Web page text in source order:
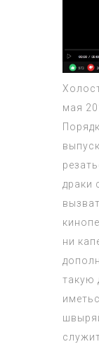
мая
драки
ни
такую